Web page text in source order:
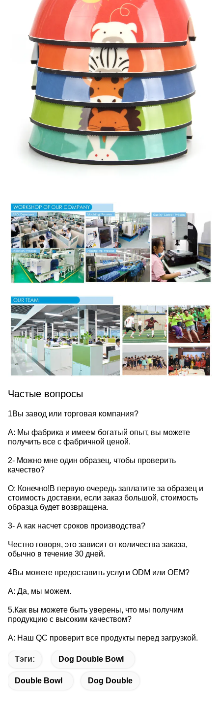
Частые вопросы
1Вы завод или торговая компания?
A: Мы фабрика и имеем богатый опыт, вы можете
получить все с фабричной ценой.
2- Можно мне один образец, чтобы проверить
качество?
О: Конечно!В первую очередь заплатите за образец и
стоимость доставки, если заказ большой, стоимость
образца будет возвращена.
3- А как насчет сроков производства?
Честно говоря, это зависит от количества заказа,
обычно в течение 30 дней.
4Вы можете предоставить услуги ODM или OEM?
А: Да, мы можем.
5.Как вы можете быть уверены, что мы получим
продукцию с высоким качеством?
A: Наш QC проверит все продукты перед загрузкой.
Тэги: Dog Double Bowl
Double Bowl Dog Double